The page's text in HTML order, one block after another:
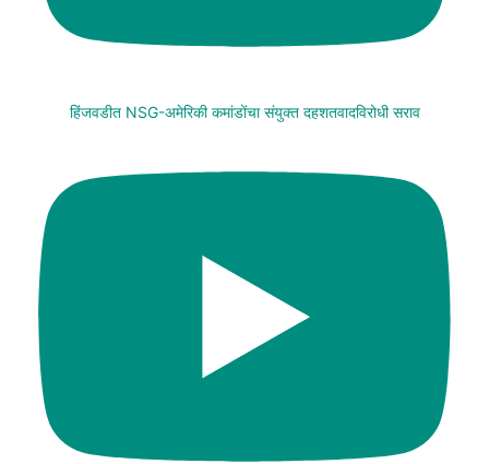
हिंजवडीत NSG-अमेरिकी कमांडोंचा संयुक्त दहशतवादविरोधी सराव